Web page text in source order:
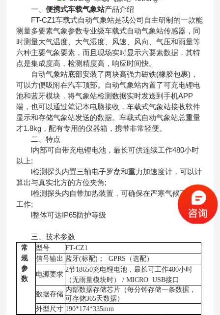
一、便携式车载气象站产品介绍
FT-CZ1车载式自动气象站是我公司自主研制的一款能
测量多要素气象参数专业级车载式自动气象站传感器，同
时测量大气温度、大气湿度、风速、风向、气压和雨量等
六种主要气象要素，而且现场实时显示六要素数据，其特
点是集成度高，检测精度高，响应时间快。
自动气象站底部安装了两块高强力磁铁(橡胶包裹)，
可以方便吸附在汽车顶部。自动气象站内置了可充电锂电
池和蓝牙模块，将气象站检测数据实时发送到手机APP
端，也可以通过笔记本电脑接收，车载式气象站接收软件
显示和存储气象站发送的数据。车载式自动气象站总重量
才1.8kg，配有专用的仪器箱，携带非常轻便。
二、特点
l内部可自带充电锂电池，最长可供连续工作480小时
以上;
l检测探头内置三轴电子罗盘和重力加速度计，可以计
算出与真实北方的方位夹角;
l检测探头内自带加热装置，可确保在严寒气候下正常
工作;
l整体可达IP65防护等级
三、技术参数
常
规
参
数
型号
FT-CZ1
信号输出 蓝牙(标配)； GPRS（选配）
电源要求
2节18650充电锂电池，最长可工作480小时
（无雨量模块时） / MICRO USB接口
数据存储
内部数据存储芯片（每分钟存储一条数据，
可存储365天数据）
外型尺寸 190*174*335mm